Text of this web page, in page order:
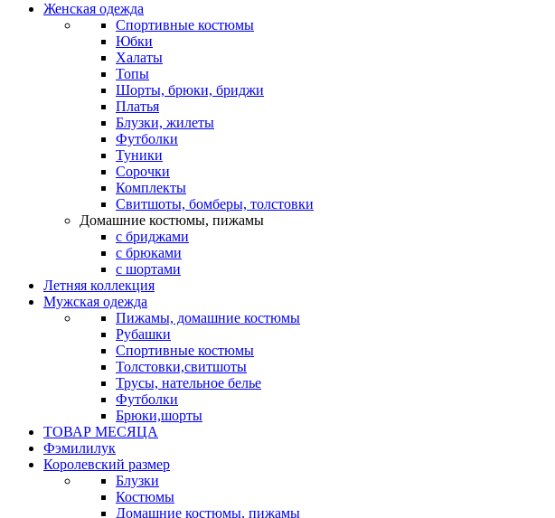
Женская одежда
Спортивные костюмы
Юбки
Халаты
Топы
Шорты, брюки, бриджи
Платья
Блузки, жилеты
Футболки
Туники
Сорочки
Комплекты
Свитшоты, бомберы, толстовки
Домашние костюмы, пижамы
с бриджами
с брюками
с шортами
Летняя коллекция
Мужская одежда
Пижамы, домашние костюмы
Рубашки
Спортивные костюмы
Толстовки,свитшоты
Трусы, нательное белье
Футболки
Брюки,шорты
ТОВАР МЕСЯЦА
Фэмилилук
Королевский размер
Блузки
Костюмы
Домашние костюмы, пижамы